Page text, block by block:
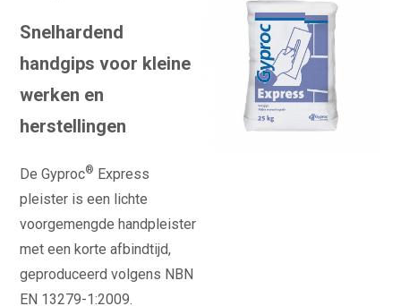
Snelhardend
handgips voor kleine
werken en
herstellingen
De Gyproc® Express
pleister is een lichte
voorgemengde handpleister
met een korte afbindtijd,
geproduceerd volgens NBN
EN 13279-1:2009.